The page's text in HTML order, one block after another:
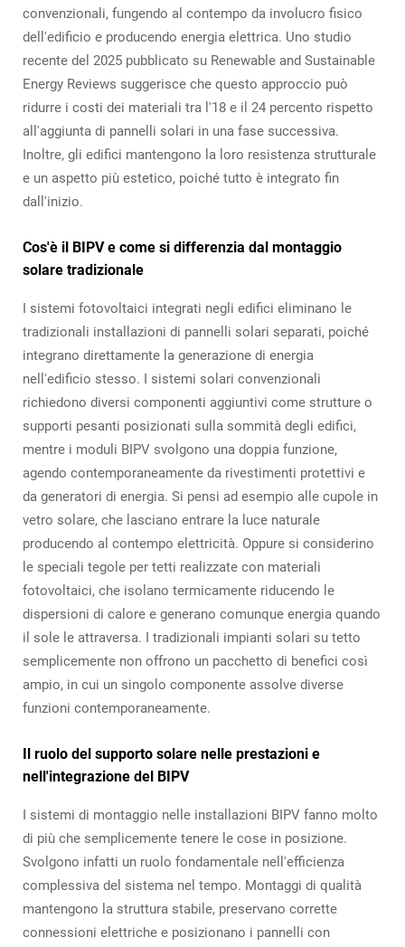
convenzionali, fungendo al contempo da involucro fisico
dell'edificio e producendo energia elettrica. Uno studio
recente del 2025 pubblicato su Renewable and Sustainable
Energy Reviews suggerisce che questo approccio può
ridurre i costi dei materiali tra l'18 e il 24 percento rispetto
all'aggiunta di pannelli solari in una fase successiva.
Inoltre, gli edifici mantengono la loro resistenza strutturale
e un aspetto più estetico, poiché tutto è integrato fin
dall'inizio.
Cos'è il BIPV e come si differenzia dal montaggio
solare tradizionale
I sistemi fotovoltaici integrati negli edifici eliminano le
tradizionali installazioni di pannelli solari separati, poiché
integrano direttamente la generazione di energia
nell'edificio stesso. I sistemi solari convenzionali
richiedono diversi componenti aggiuntivi come strutture o
supporti pesanti posizionati sulla sommità degli edifici,
mentre i moduli BIPV svolgono una doppia funzione,
agendo contemporaneamente da rivestimenti protettivi e
da generatori di energia. Si pensi ad esempio alle cupole in
vetro solare, che lasciano entrare la luce naturale
producendo al contempo elettricità. Oppure si considerino
le speciali tegole per tetti realizzate con materiali
fotovoltaici, che isolano termicamente riducendo le
dispersioni di calore e generano comunque energia quando
il sole le attraversa. I tradizionali impianti solari su tetto
semplicemente non offrono un pacchetto di benefici così
ampio, in cui un singolo componente assolve diverse
funzioni contemporaneamente.
Il ruolo del supporto solare nelle prestazioni e
nell'integrazione del BIPV
I sistemi di montaggio nelle installazioni BIPV fanno molto
di più che semplicemente tenere le cose in posizione.
Svolgono infatti un ruolo fondamentale nell'efficienza
complessiva del sistema nel tempo. Montaggi di qualità
mantengono la struttura stabile, preservano corrette
connessioni elettriche e posizionano i pannelli con